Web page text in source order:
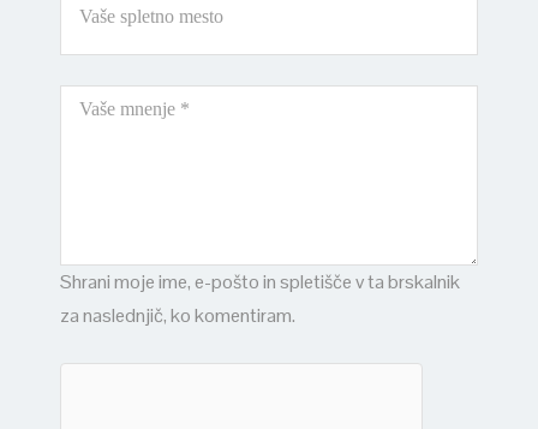
Shrani moje ime, e-pošto in spletišče v ta brskalnik
za naslednjič, ko komentiram.